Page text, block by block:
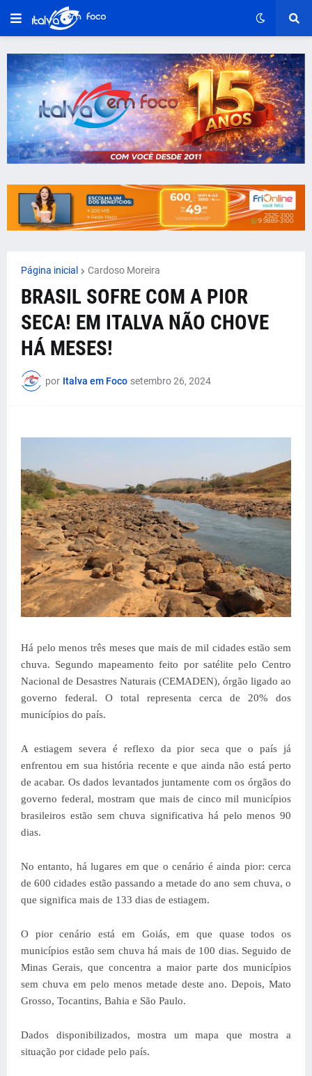
Página inicial Cardoso Moreira
BRASIL SOFRE COM A PIOR
SECA! EM ITALVA NÃO CHOVE
HÁ MESES!
por Italva em Foco setembro 26, 2024
Há pelo menos três meses que mais de mil cidades estão sem
chuva. Segundo mapeamento feito por satélite pelo Centro
Nacional de Desastres Naturais (CEMADEN), órgão ligado ao
governo federal. O total representa cerca de 20% dos
municípios do país.
A estiagem severa é reflexo da pior seca que o país já
enfrentou em sua história recente e que ainda não está perto
de acabar. Os dados levantados juntamente com os órgãos do
governo federal, mostram que mais de cinco mil municípios
brasileiros estão sem chuva significativa há pelo menos 90
dias.
No entanto, há lugares em que o cenário é ainda pior: cerca
de 600 cidades estão passando a metade do ano sem chuva, o
que significa mais de 133 dias de estiagem.
O pior cenário está em Goiás, em que quase todos os
municípios estão sem chuva há mais de 100 dias. Seguido de
Minas Gerais, que concentra a maior parte dos municípios
sem chuva em pelo menos metade deste ano. Depois, Mato
Grosso, Tocantins, Bahia e São Paulo.
Dados disponibilizados, mostra um mapa que mostra a
situação por cidade pelo país.